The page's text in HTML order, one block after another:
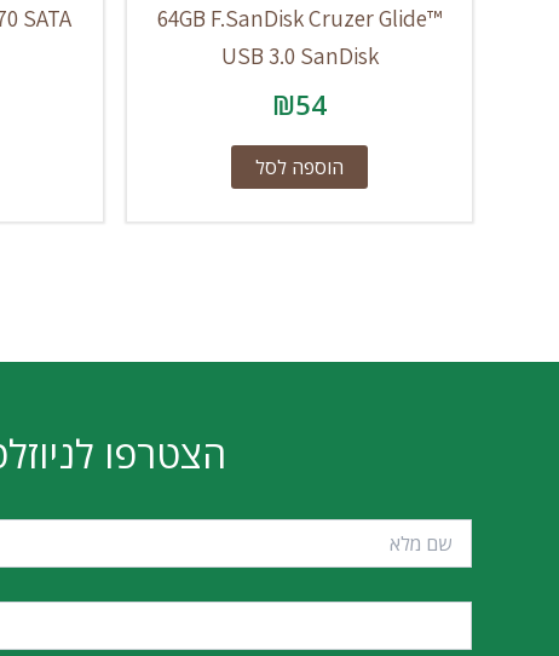
64GB F.SanDisk Cruzer Glide™
USB 3.0 SanDisk
₪54
הוספה לסל
SATA
הצטרפו